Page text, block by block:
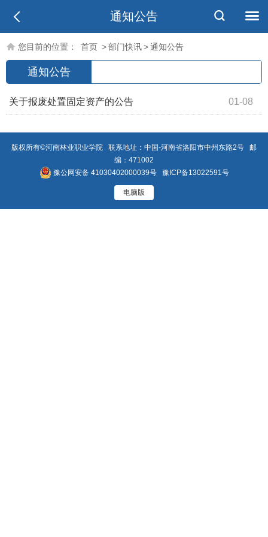
通知公告
您目前的位置： 首页 >部门快讯>通知公告
通知公告
01-08
关于报废处置固定资产的公告
版权所有©河南林业职业学院 联系地址：中国-河南省洛阳市中州东路2号 邮
编：471002
豫公网安备 41030402000039号
豫ICP备13022591号
电脑版